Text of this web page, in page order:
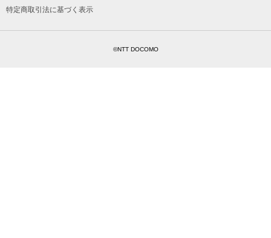
特定商取引法に基づく表示
©NTT DOCOMO